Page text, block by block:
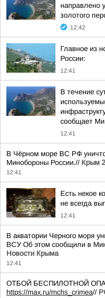
направлено
золотого
12:42
Главное из
России:
12:41
В течение
сообщает
12:41
В Чёрном море ВС РФ
Минобороны России.// Крым
12:41
Есть некое
не всегда
12:41
В акватории Черного моря
ВСУ Об этом сообщили в
Новости Крыма
12:41
ОТБОЙ БЕСПИЛОТНОЙ
https://max.ru/mchs_crimea//